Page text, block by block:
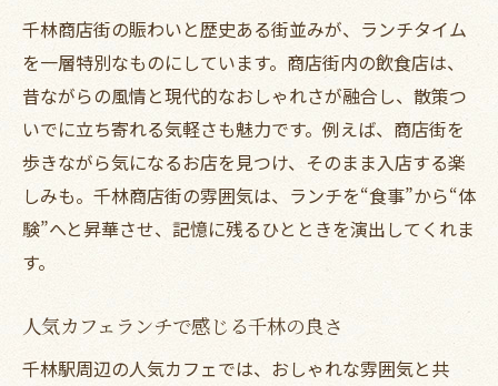
千林商店街の賑わいと歴史ある街並みが、ランチタイム
を一層特別なものにしています。商店街内の飲食店は、
昔ながらの風情と現代的なおしゃれさが融合し、散策つ
いでに立ち寄れる気軽さも魅力です。例えば、商店街を
歩きながら気になるお店を見つけ、そのまま入店する楽
しみも。千林商店街の雰囲気は、ランチを“食事”から“体
験”へと昇華させ、記憶に残るひとときを演出してくれま
す。
人気カフェランチで感じる千林の良さ
千林駅周辺の人気カフェでは、おしゃれな雰囲気と共